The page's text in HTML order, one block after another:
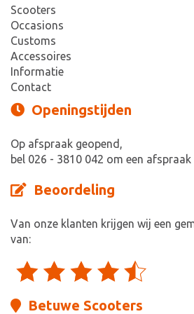
Scooters
Occasions
Customs
Accessoires
Informatie
Contact
Openingstijden
Op afspraak geopend,
bel 026 - 3810 042 om een afspraak
Beoordeling
Van onze klanten krijgen wij een
van:
Betuwe Scooters